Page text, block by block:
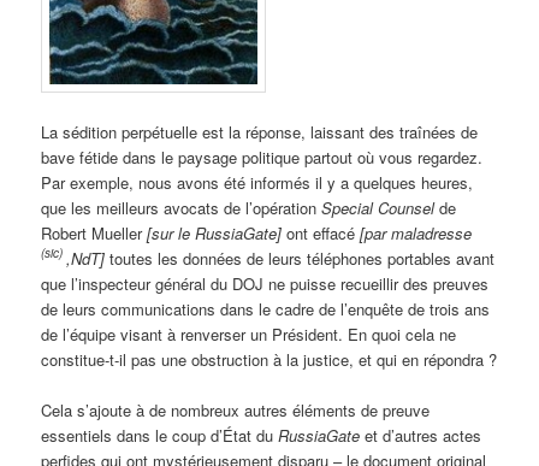
La sédition perpétuelle est la réponse, laissant des traînées de
bave fétide dans le paysage politique partout où vous regardez.
Par exemple, nous avons été informés il y a quelques heures,
que les meilleurs avocats de l’opérationSpecial Counselde
Robert Mueller[sur le RussiaGate] ont effacé[par maladresse
(sic) ,NdT]toutes les données de leurs téléphones portables avant
que l’inspecteur général du DOJ ne puisse recueillir des preuves
de leurs communications dans le cadre de l’enquête de trois ans
de l’équipe visant à renverser un Président. En quoi cela ne
constitue-t-il pas une obstruction à la justice, et qui en répondra ?
Cela s’ajoute à de nombreux autres éléments de preuve
essentiels dans le coup d’État duRussiaGate et d’autres actes
perfides qui ont mystérieusement disparu – le document original